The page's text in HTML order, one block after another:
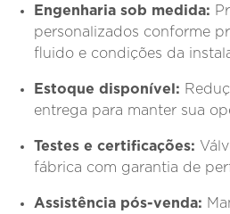
Engenharia sob medida:
personalizados conforme
fluido e condições da
Estoque disponível:
entrega para manter sua
Testes e certificações:
fábrica com garantia de
Assistência pós-venda: